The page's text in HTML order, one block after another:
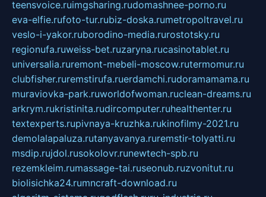
teensvoice.ruimgsharing.rudomashnee-porno.ru
eva-elfie.rufoto-tur.rubiz-doska.rumetropoltravel.ru
veslo-i-yakor.ruborodino-media.rurostotsky.ru
regionufa.ruweiss-bet.ruzaryna.rucasinotablet.ru
universalia.ruremont-mebeli-moscow.rutermomur.ru
clubfisher.ruremstirufa.ruerdamchi.rudoramamama.ru
muraviovka-park.ruworldofwoman.ruclean-dreams.ru
arkrym.rukristinita.rudircomputer.ruhealthenter.ru
textexperts.rupivnaya-kruzhka.rukinofilmy-2021.ru
demolalapaluza.rutanyavanya.ruremstir-tolyatti.ru
msdip.rujdol.rusokolovr.runewtech-spb.ru
rezemkleim.rumassage-tai.ruseonub.ruzvonitut.ru
biolisichka24.rumncraft-download.ru